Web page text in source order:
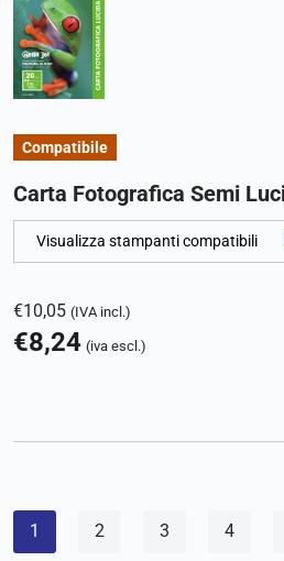
Compatibile
Carta Fotografica Semi
Visualizza stampanti compatibili
€10,05 (IVA incl.)
€8,24 (iva escl.)
1 2 3 4